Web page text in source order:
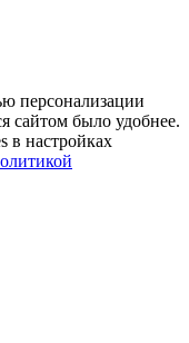
персонализации
сайтом было удобнее.
в настройках